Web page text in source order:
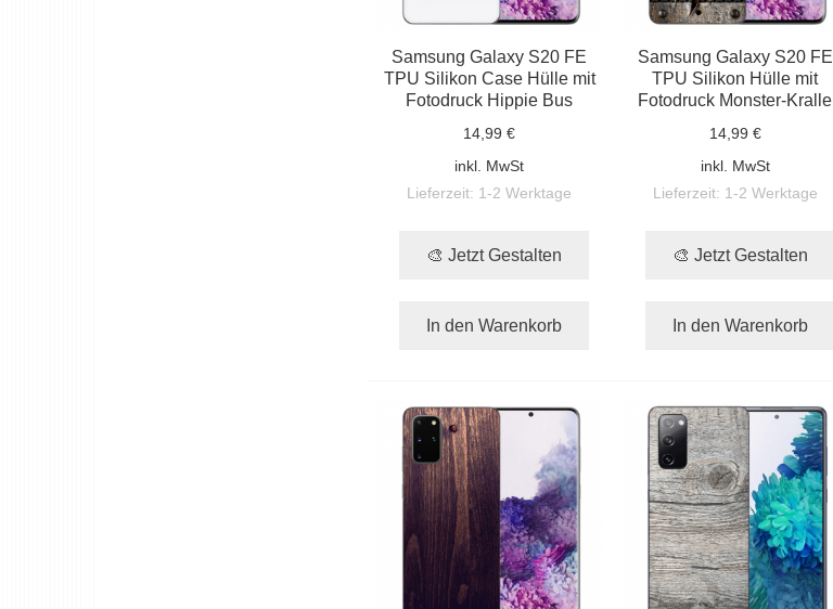
Samsung Galaxy S20 FE
TPU Silikon Case Hülle mit
Fotodruck Hippie Bus
14,99 €
inkl. MwSt
Lieferzeit: 1-2 Werktage
🎨 Jetzt Gestalten
In den Warenkorb
Samsung Galaxy S20 FE
TPU Silikon Hülle mit
Fotodruck Monster-Kralle
14,99 €
inkl. MwSt
Lieferzeit: 1-2 Werktage
🎨 Jetzt Gestalten
In den Warenkorb